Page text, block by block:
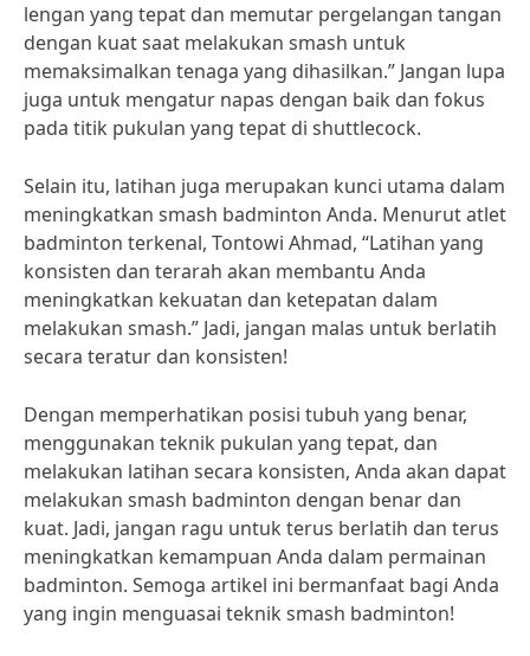
lengan yang tepat dan memutar pergelangan tangan
dengan kuat saat melakukan smash untuk
memaksimalkan tenaga yang dihasilkan.” Jangan lupa
juga untuk mengatur napas dengan baik dan fokus
pada titik pukulan yang tepat di shuttlecock.
Selain itu, latihan juga merupakan kunci utama dalam
meningkatkan smash badminton Anda. Menurut atlet
badminton terkenal, Tontowi Ahmad, “Latihan yang
konsisten dan terarah akan membantu Anda
meningkatkan kekuatan dan ketepatan dalam
melakukan smash.” Jadi, jangan malas untuk berlatih
secara teratur dan konsisten!
Dengan memperhatikan posisi tubuh yang benar,
menggunakan teknik pukulan yang tepat, dan
melakukan latihan secara konsisten, Anda akan dapat
melakukan smash badminton dengan benar dan
kuat. Jadi, jangan ragu untuk terus berlatih dan terus
meningkatkan kemampuan Anda dalam permainan
badminton. Semoga artikel ini bermanfaat bagi Anda
yang ingin menguasai teknik smash badminton!